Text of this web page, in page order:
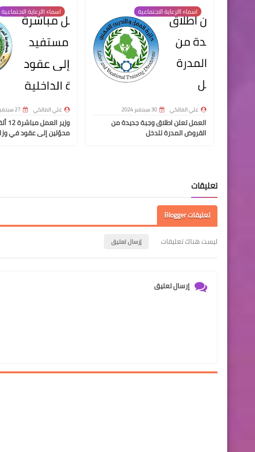
اسماء االرعاية الاجتماعية
علي المالكي 30 سبتمبر 2024
العمل تعلن اطلاق وجبة جديدة من
القروض المدرة للدخل
اسماء االرعاية الاجتماعية
علي المالكي 27 سبتمبر 2024
محوّلين إلى عقود في
تعليقات
تعليقات Blogger
ليست هناك تعليقات إرسال تعليق
إرسال تعليق